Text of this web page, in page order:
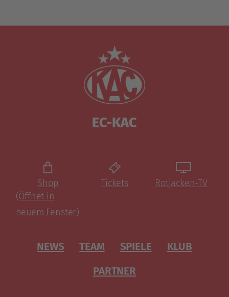
EC-KAC
Shop
(Öffnet in
neuem Fenster)
Tickets Rotjacken-TV
NEWS TEAM SPIELE
KLUB
PARTNER